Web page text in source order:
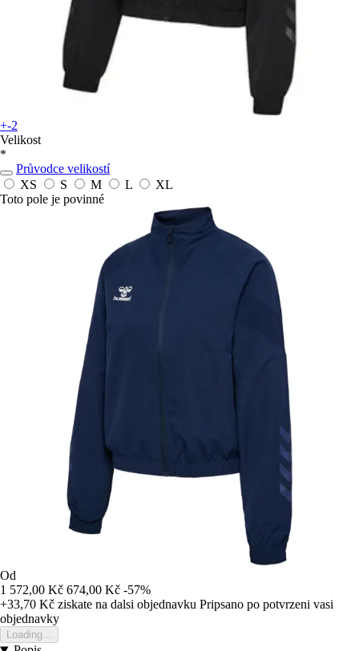
+-2
Velikost
*
Průvodce velikostí
XS
S M L
XL
Toto pole je povinné
Od
1 572,00 Kč 674,00 Kč -57%
+33,70 Kč ziskate na dalsi objednavku Pripsano po potvrzeni vasi
objednavky
Loading...